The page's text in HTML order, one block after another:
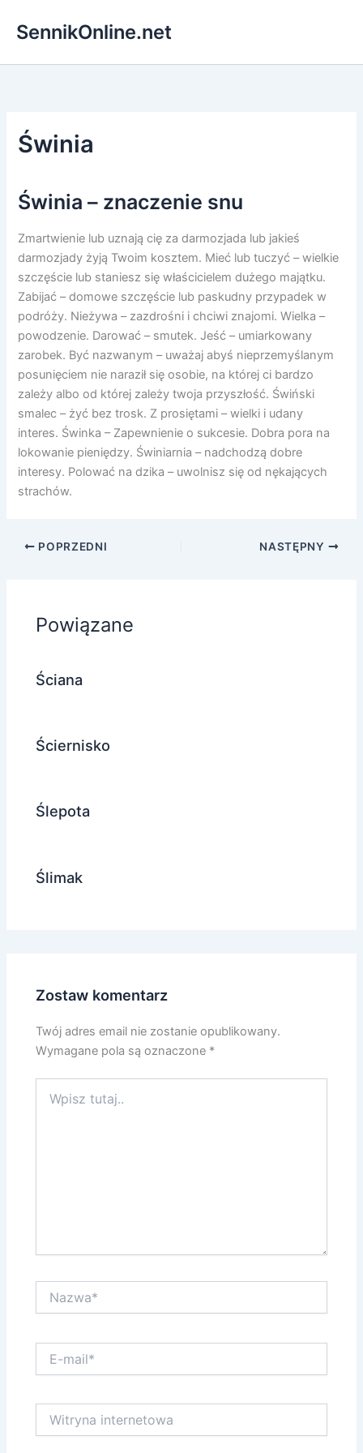
SennikOnline.net
Świnia
Świnia – znaczenie snu
Zmartwienie lub uznają cię za darmozjada lub jakieś
darmozjady żyją Twoim kosztem. Mieć lub tuczyć – wielkie
szczęście lub staniesz się właścicielem dużego majątku.
Zabijać – domowe szczęście lub paskudny przypadek w
podróży. Nieżywa – zazdrośni i chciwi znajomi. Wielka –
powodzenie. Darować – smutek. Jeść – umiarkowany
zarobek. Być nazwanym – uważaj abyś nieprzemyślanym
posunięciem nie naraził się osobie, na której ci bardzo
zależy albo od której zależy twoja przyszłość. Świński
smalec – żyć bez trosk. Z prosiętami – wielki i udany
interes. Świnka – Zapewnienie o sukcesie. Dobra pora na
lokowanie pieniędzy. Świniarnia – nadchodzą dobre
interesy. Polować na dzika – uwolnisz się od nękających
strachów.
POPRZEDNI NASTĘPNY
Powiązane
Ściana
Ściernisko
Ślepota
Ślimak
Zostaw komentarz
Twój adres email nie zostanie opublikowany.
Wymagane pola są oznaczone *
tutaj..
mail*
internetowa